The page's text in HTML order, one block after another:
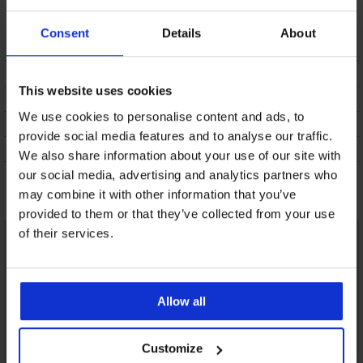
Consent Details About
This website uses cookies
We use cookies to personalise content and ads, to
provide social media features and to analyse our traffic.
We also share information about your use of our site with
our social media, advertising and analytics partners who
may combine it with other information that you’ve
provided to them or that they’ve collected from your use
of their services.
Allow all
Customize
bugyi
8 590 Ft
SZÁLLÍTÁS ÉS FIZETÉS
ÁRUCSERE
KEZELÉS ÉS MOSÁS
Talán tetszeni fog